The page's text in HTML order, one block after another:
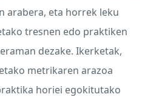
arabera, eta horrek leku
tresnen edo praktiken
dezake. Ikerketak,
metrikaren arazoa
horiei egokitutako